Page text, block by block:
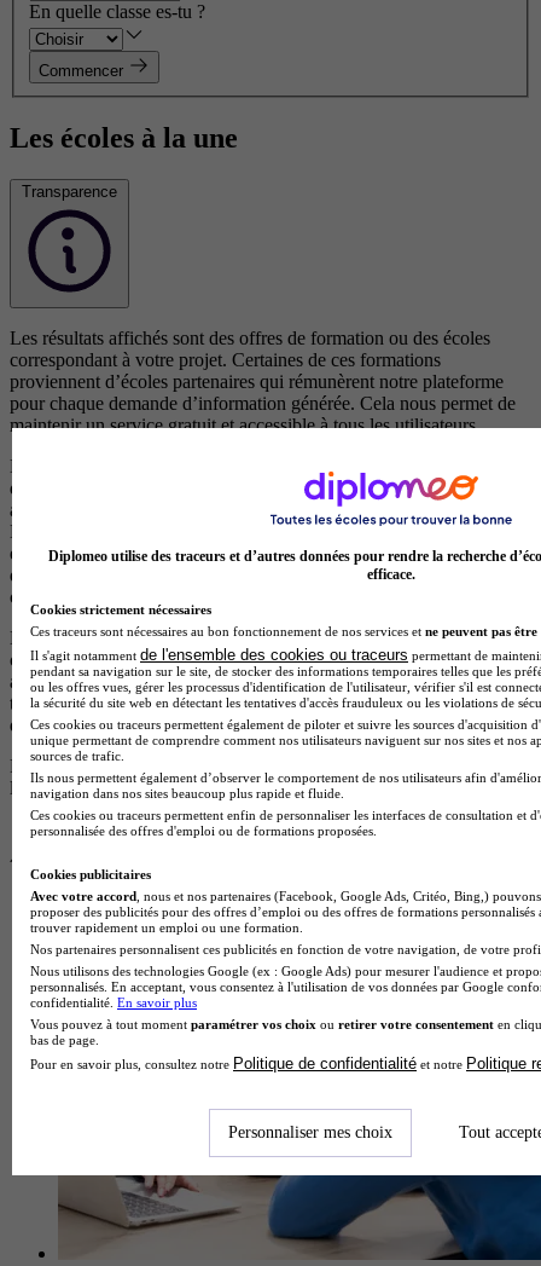
En quelle classe es-tu ?
Commencer
Les écoles à la une
Transparence
Les résultats affichés sont des offres de formation ou des écoles
correspondant à votre projet. Certaines de ces formations
proviennent d’écoles partenaires qui rémunèrent notre plateforme
pour chaque demande d’information générée. Cela nous permet de
maintenir un service gratuit et accessible à tous les utilisateurs.
Les offres de formation issues d’écoles partenaires (clients) sont
d’abord classées selon leur pertinence par rapport à votre recherche,
afin de vous proposer les formations les plus adaptées à vos besoins.
En cas de pertinence équivalente, les résultats sont ensuite ordonnés
en fonction d’un scoring précis qui met en avant les écoles qui
disposent d’éléments de visibilité, d’avis positifs et de campagnes en
cours.
Les formations proposées par des centres non partenaires (non
clients), qui ne versent aucune rémunération à notre plateforme,
apparaissent après celles des centres partenaires et sont également
triées par pertinence. Elles sont reconnaissables par le fait qu’elles ne
disposent pas de logos.
Pour plus d’informations, consultez nos
la plateforme.
Diplomeo utilise des traceurs et d’autres données pour rendre la recherche
efficace.
Cookies strictement nécessaires
Ces traceurs sont nécessaires au bon fonctionnement de nos services et ne peuvent pas être
Il s'agit notamment de l'ensemble des cookies ou traceurs permettant de
pendant sa navigation sur le site, de stocker des informations temporaires telles que les
ou les offres vues, gérer les processus d'identification de l'utilisateur, vérifier s'il est
la sécurité du site web en détectant les tentatives d'accès frauduleux ou les violations de
Ces cookies ou traceurs permettent également de piloter et suivre les sources d'acquisition
unique permettant de comprendre comment nos utilisateurs naviguent sur nos sites et nos
sources de trafic.
Ils nous permettent également d’observer le comportement de nos utilisateurs afin
navigation dans nos sites beaucoup plus rapide et fluide.
Ces cookies ou traceurs permettent enfin de personnaliser les interfaces de consultation et
personnalisée des offres d'emploi ou de formations proposées.
Cookies publicitaires
Avec votre accord , nous et nos partenaires (Facebook, Google Ads, Critéo, Bing,)
proposer des publicités pour des offres d’emploi ou des offres de formations
trouver rapidement un emploi ou une formation.
Nos partenaires personnalisent ces publicités en fonction de votre navigation, de votre
Nous utilisons des technologies Google (ex : Google Ads) pour mesurer l'audience et
personnalisés. En acceptant, vous consentez à l'utilisation de vos données par Google
confidentialité. En savoir plus
Vous pouvez à tout moment paramétrer vos choix ou retirer votre consentement en
bas de page.
Pour en savoir plus, consultez notre Politique de confidentialité et notre Politique
Personnaliser mes choix Tout